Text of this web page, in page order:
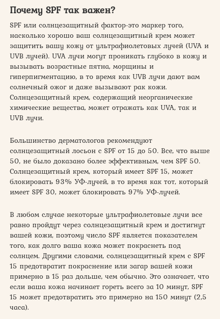
Почему SPF так важен?
SPF или солнцезащитный фактор-это маркер того,
насколько хорошо ваш солнцезащитный крем может
защитить вашу кожу от ультрафиолетовых лучей (UVA и
UVB лучей). UVA лучи могут проникать глубоко в кожу и
вызывать возрастные пятна, морщины и
гиперпигментацию, в то время как UVB лучи дают вам
солнечный ожог и даже вызывают рак кожи.
Солнцезащитный крем, содержащий неорганические
химические вещества, может отражать как UVA, так и
UVB лучи.
Большинство дерматологов рекомендуют
солнцезащитный лосьон с SPF от 15 до 50. Все, что выше
50, не было доказано более эффективным, чем SPF 50.
Солнцезащитный крем, который имеет SPF 15, может
блокировать 93% УФ-лучей, в то время как тот, который
имеет SPF 30, может блокировать 97% УФ-лучей.
В любом случае некоторые ультрафиолетовые лучи все
равно пройдут через солнцезащитный крем и достигнут
вашей кожи, поэтому число SPF является показателем
того, как долго ваша кожа может покраснеть под
солнцем. Другими словами, солнцезащитный крем с SPF
15 предотвратит покраснение или загар вашей кожи
примерно в 15 раз дольше, чем обычно. Это означает, что
если ваша кожа начинает гореть всего за 10 минут, SPF
15 может предотвратить это примерно на 150 минут (2,5
часа).